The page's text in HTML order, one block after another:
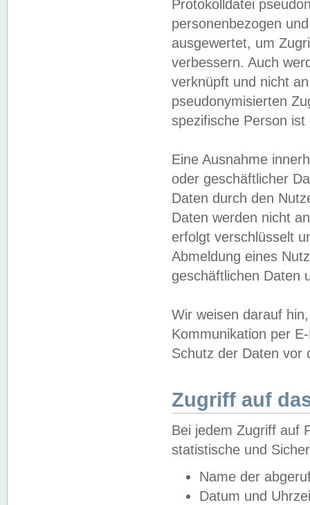
Protokolldatei
personenbezogen
ausgewertet, um
verbessern. Auch
verknüpft und nicht
pseudonymisierten
spezifische Person
Eine Ausnahme
oder geschäftlicher
Daten durch den
Daten werden nicht
erfolgt verschlüsselt
Abmeldung eines
geschäftlichen Daten
Wir weisen darauf
Kommunikation per
Schutz der Daten vor
Zugriff auf
Bei jedem Zugriff auf
statistische und
Name der
Datum und